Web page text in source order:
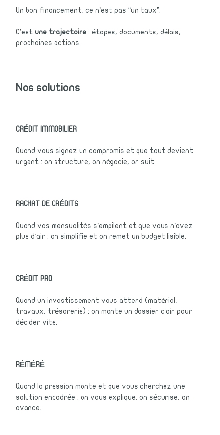
Un bon financement, ce n’est pas “un taux”.
C’estune trajectoire : étapes, documents, délais,
prochaines actions.
Nos solutions
CRÉDIT IMMOBILIER
Quand vous signez un compromis et que tout devient
urgent : on structure, on négocie, on suit.
RACHAT DE CRÉDITS
Quand vos mensualités s’empilent et que vous n’avez
plus d’air : on simplifie et on remet un budget lisible.
CRÉDIT PRO
Quand un investissement vous attend (matériel,
travaux, trésorerie) : on monte un dossier clair pour
décider vite.
RÉMÉRÉ
Quand la pression monte et que vous cherchez une
solution encadrée : on vous explique, on sécurise, on
avance.